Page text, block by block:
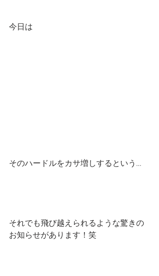
今日は
そのハードルをカサ増しするという…
それでも飛び越えられるような驚きの
お知らせがあります！笑